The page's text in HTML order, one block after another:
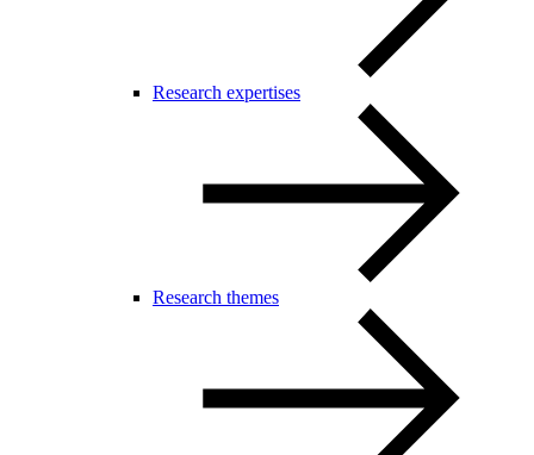
Research expertises
Research themes